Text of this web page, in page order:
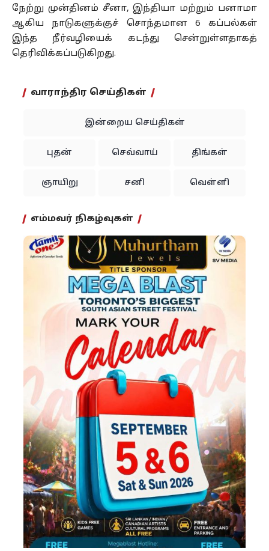
நேற்று முன்தினம் சீனா, இந்தியா மற்றும் பனாமா
ஆகிய நாடுகளுக்குச் சொந்தமான 6 கப்பல்கள்
இந்த நீர்வழியைக் கடந்து சென்றுள்ளதாகத்
தெரிவிக்கப்படுகிறது.
வாராந்திர செய்திகள்
இன்றைய செய்திகள்
புதன் செவ்வாய் திங்கள்
ஞாயிறு சனி வெள்ளி
எம்மவர் நிகழ்வுகள்